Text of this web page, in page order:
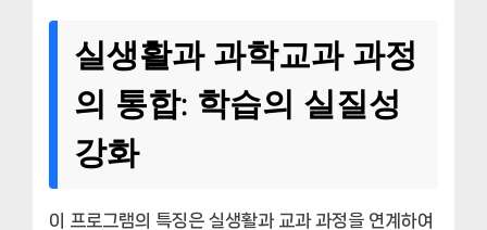
실생활과 과학교과 과정
의 통합: 학습의 실질성
강화
이 프로그램의 특징은 실생활과 교과 과정을 연계하여